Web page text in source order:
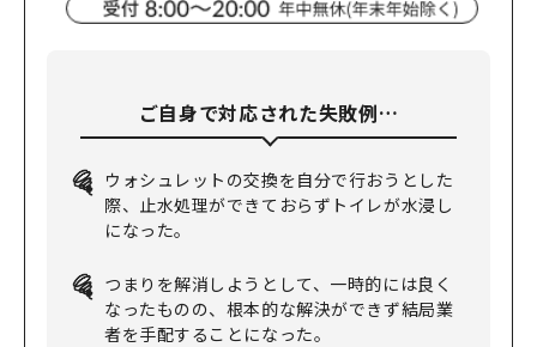
ご自身で対応された失敗例…
ウォシュレットの交換を自分で行おうとした
際、止水処理ができておらずトイレが水浸し
になった。
つまりを解消しようとして、一時的には良く
なったものの、根本的な解決ができず結局業
者を手配することになった。